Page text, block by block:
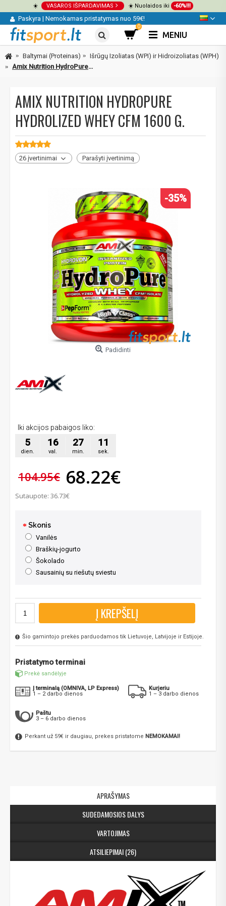
☀️ VASAROS IŠPARDAVIMAS ☀️ Nuolaidos iki -60%!!!
Paskyra | Nemokamas pristatymas nuo 59€!
0
MENIU
Baltymai (Proteinas)
Išrūgų Izoliatas (WPI) ir Hidroizoliatas (WPH)
Amix Nutrition HydroPure Hydrolized Whey CFM 1600 g.
AMIX NUTRITION HYDROPURE
HYDROLIZED WHEY CFM 1600 G.
26 įvertinimai Parašyti įvertinimą
-35%
Padidinti
Iki akcijos pabaigos liko:
5
dien.
16
val.
27
min.
10
sek.
104.95€ 68.22€
Sutaupote: 36.73€
Skonis
Vanilės
Braškių-jogurto
Šokolado
Sausainių su riešutų sviestu
Į KREPŠELĮ
Šio gamintojo prekės parduodamos tik Lietuvoje, Latvijoje ir Estijoje.
Pristatymo terminai
Prekė sandėlyje
Į terminalą (OMNIVA, LP Express)
1 – 2 darbo dienos
Kurjeriu
1 – 3 darbo dienos
Paštu
3 – 6 darbo dienos
Perkant už 59€ ir daugiau, prekes pristatome NEMOKAMAI!
APRAŠYMAS
SUDEDAMOSIOS DALYS
VARTOJIMAS
ATSILIEPIMAI (26)